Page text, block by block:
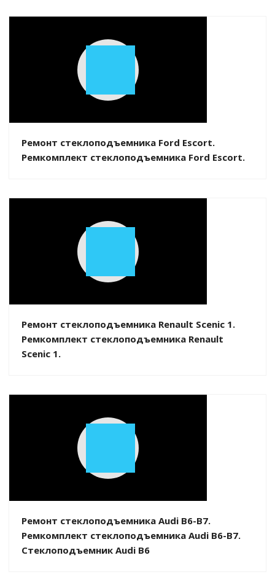
Play
Ремонт стеклоподъемника Ford Escort.
Ремкомплект стеклоподъемника Ford Escort.
Play
Ремонт стеклоподъемника Renault Scenic 1.
Ремкомплект стеклоподъемника Renault
Scenic 1.
Play
Ремонт стеклоподъемника Audi B6-B7.
Ремкомплект стеклоподъемника Audi B6-B7.
Стеклоподъемник Audi B6